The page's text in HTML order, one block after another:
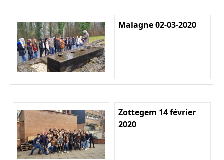
Malagne 02-03-2020
Zottegem 14 février
2020